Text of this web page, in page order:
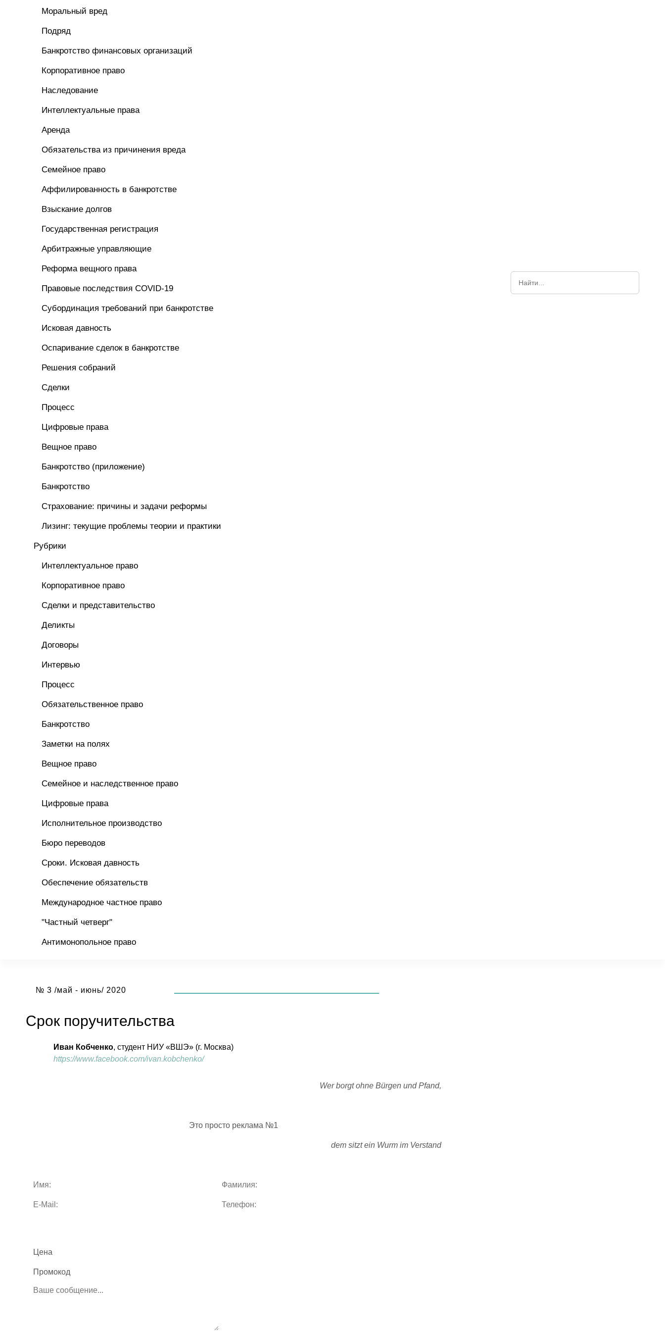
Моральный вред
Подряд
Банкротство финансовых организаций
Корпоративное право
Наследование
Интеллектуальные права
Аренда
Обязательства из причинения вреда
Семейное право
Аффилированность в банкротстве
Взыскание долгов
Государственная регистрация
Арбитражные управляющие
Реформа вещного права
Правовые последствия COVID-19
Субординация требований при банкротстве
Исковая давность
Оспаривание сделок в банкротстве
Решения собраний
Сделки
Процесс
Цифровые права
Вещное право
Банкротство (приложение)
Банкротство
Страхование: причины и задачи реформы
Лизинг: текущие проблемы теории и практики
Рубрики
Интеллектуальное право
Корпоративное право
Сделки и представительство
Деликты
Договоры
Интервью
Процесс
Обязательственное право
Банкротство
Заметки на полях
Вещное право
Семейное и наследственное право
Цифровые права
Исполнительное производство
Бюро переводов
Сроки. Исковая давность
Обеспечение обязательств
Международное частное право
"Частный четверг"
Антимонопольное право
№ 3 /май - июнь/ 2020
Срок поручительства
Иван Кобченко, студент НИУ «ВШЭ» (г. Москва)
https://www.facebook.com/ivan.kobchenko/
Wer borgt ohne Bürgen und Pfand,
Это просто реклама №1
dem sitzt ein Wurm im Verstand
Цена
Промокод